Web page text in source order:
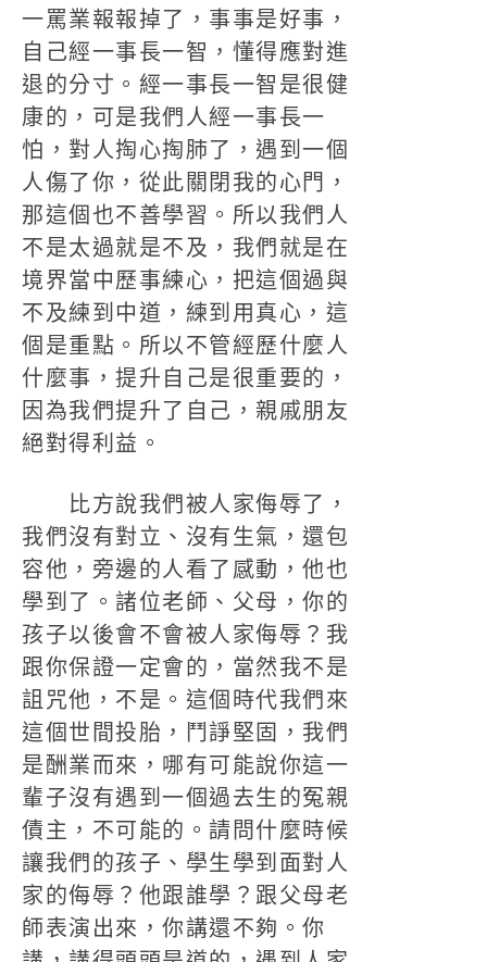
一罵業報報掉了，事事是好事，
自己經一事長一智，懂得應對進
退的分寸。經一事長一智是很健
康的，可是我們人經一事長一
怕，對人掏心掏肺了，遇到一個
人傷了你，從此關閉我的心門，
那這個也不善學習。所以我們人
不是太過就是不及，我們就是在
境界當中歷事練心，把這個過與
不及練到中道，練到用真心，這
個是重點。所以不管經歷什麼人
什麼事，提升自己是很重要的，
因為我們提升了自己，親戚朋友
絕對得利益。
比方說我們被人家侮辱了，
我們沒有對立、沒有生氣，還包
容他，旁邊的人看了感動，他也
學到了。諸位老師、父母，你的
孩子以後會不會被人家侮辱？我
跟你保證一定會的，當然我不是
詛咒他，不是。這個時代我們來
這個世間投胎，鬥諍堅固，我們
是酬業而來，哪有可能說你這一
輩子沒有遇到一個過去生的冤親
債主，不可能的。請問什麼時候
讓我們的孩子、學生學到面對人
家的侮辱？他跟誰學？跟父母老
師表演出來，你講還不夠。你